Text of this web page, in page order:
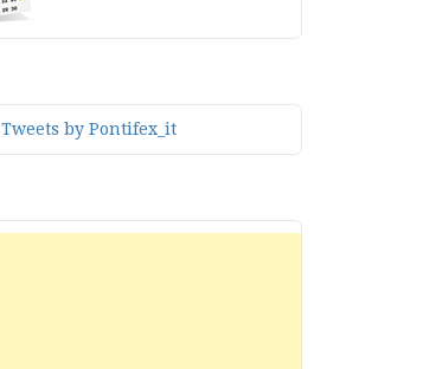
Tweets by Pontifex_it